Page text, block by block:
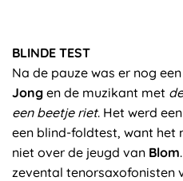
BLINDE TEST
Na de pauze was er nog
Jong en de muzikant met
een beetje riet. Het werd
een blind-foldtest, want het
niet over de jeugd van Blom
zevental tenorsaxofonisten